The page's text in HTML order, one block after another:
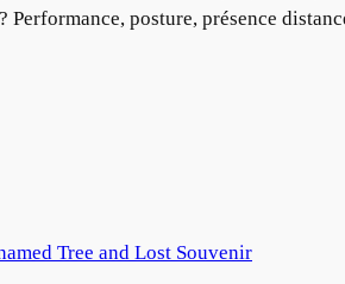
Performance, posture, présence
Tree and Lost Souvenir